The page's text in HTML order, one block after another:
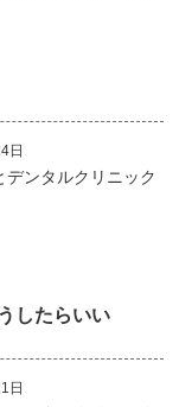
日
デンタルクリニック
したらいい
日